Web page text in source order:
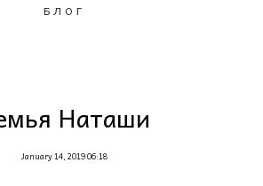
БЛОГ
Наташи
January 14, 2019 06:18